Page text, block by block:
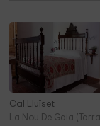
Cal Lluïset
La Nou De Gaia